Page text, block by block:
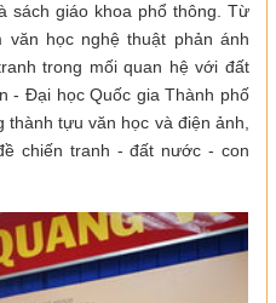
sách giáo khoa phổ thông. Từ
học nghệ thuật phản ánh
trong mối quan hệ với đất
- Đại học Quốc gia Thành phố
thành tựu văn học và điện ảnh,
chiến tranh - đất nước - con